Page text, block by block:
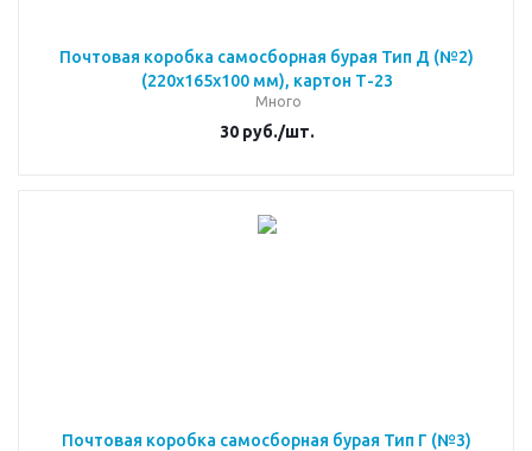
Почтовая коробка самосборная бурая Тип Д (№2)
(220x165x100 мм), картон Т-23
Много
30руб./шт.
Почтовая коробка самосборная бурая Тип Г (№3)